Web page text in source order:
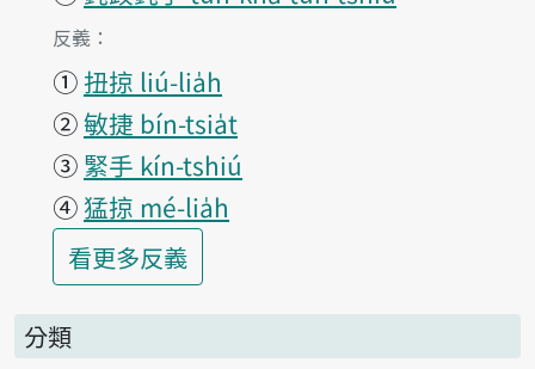
第1項釋義的
反義：
①扭掠 liú-lia̍h
②敏捷 bín-tsia̍t
③ 緊手 kín-tshiú
④ 猛掠 mé-lia̍h
看更多第1項釋義的
反義
分類